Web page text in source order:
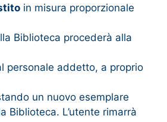
in misura proporzionale
Biblioteca procederà alla
personale addetto, a proprio
un nuovo esemplare
Biblioteca. L’utente rimarrà